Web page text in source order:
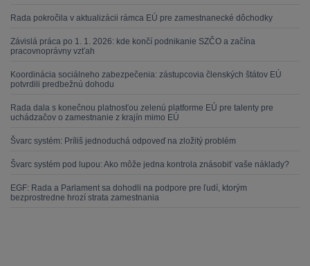
Rada pokročila v aktualizácii rámca EÚ pre zamestnanecké dôchodky
Závislá práca po 1. 1. 2026: kde končí podnikanie SZČO a začína
pracovnoprávny vzťah
Koordinácia sociálneho zabezpečenia: zástupcovia členských štátov EÚ
potvrdili predbežnú dohodu
Rada dala s konečnou platnosťou zelenú platforme EÚ pre talenty pre
uchádzačov o zamestnanie z krajín mimo EÚ
Švarc systém: Príliš jednoduchá odpoveď na zložitý problém
Švarc systém pod lupou: Ako môže jedna kontrola znásobiť vaše náklady?
EGF: Rada a Parlament sa dohodli na podpore pre ľudí, ktorým
bezprostredne hrozí strata zamestnania